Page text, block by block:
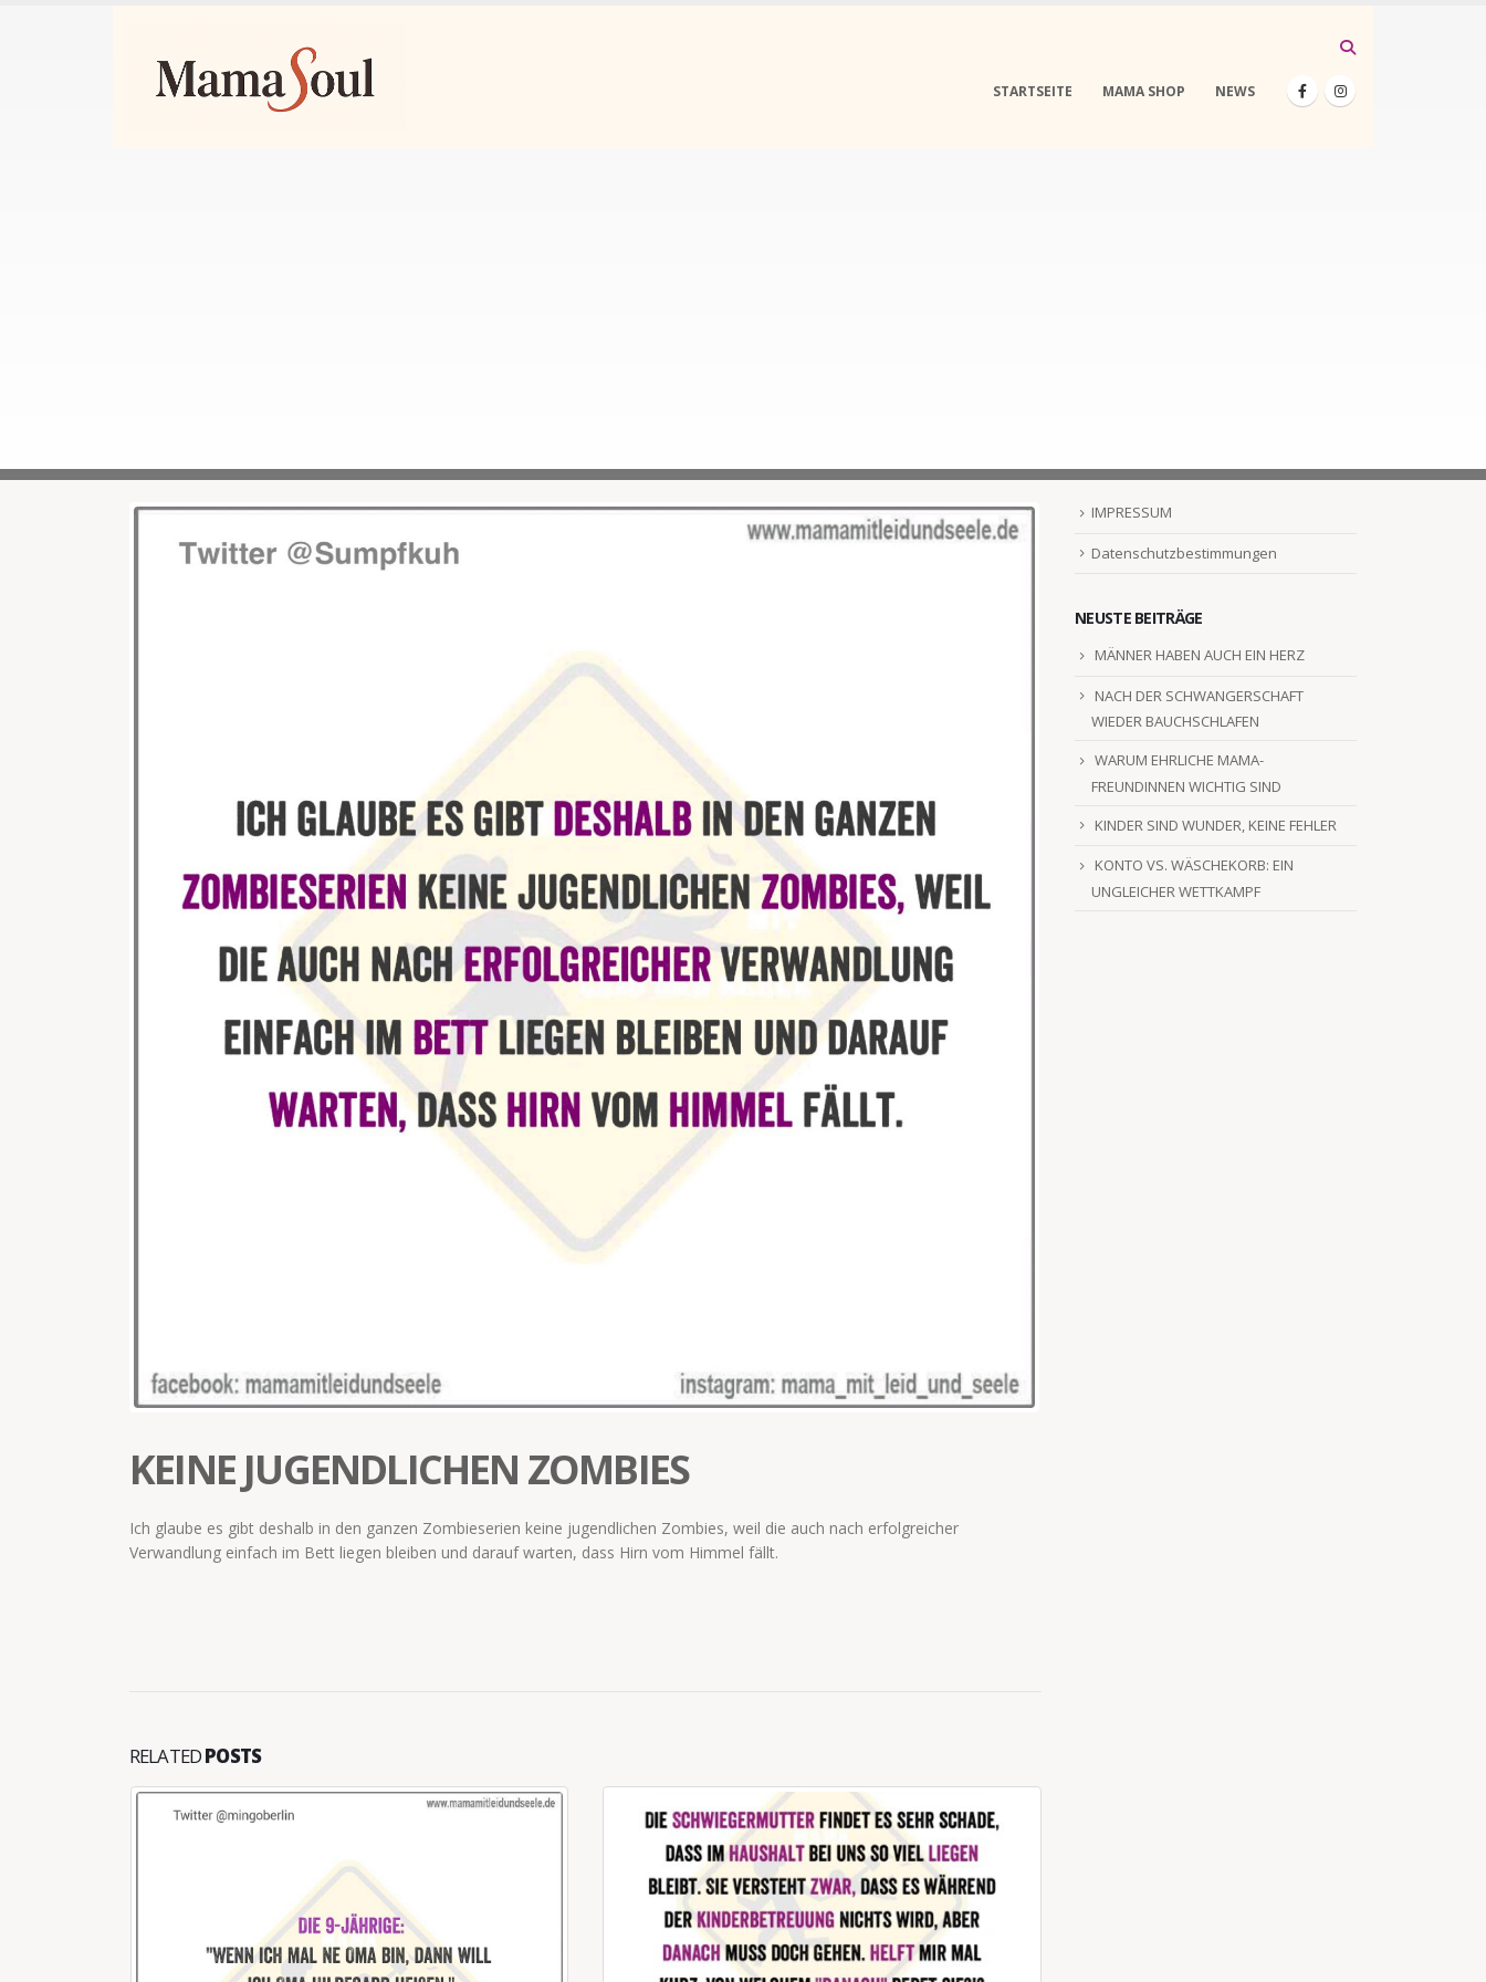
STARTSEITE MAMA SHOP NEWS
KEINE JUGENDLICHEN ZOMBIES
Ich glaube es gibt deshalb in den ganzen Zombieserien keine jugendlichen Zombies, weil die auch nach erfolgreicher
Verwandlung einfach im Bett liegen bleiben und darauf warten, dass Hirn vom Himmel fällt.
RELATEDPOSTS
IMPRESSUM
Datenschutzbestimmungen
NEUSTE BEITRÄGE
MÄNNER HABEN AUCH EIN HERZ
NACH DER SCHWANGERSCHAFT
WIEDER BAUCHSCHLAFEN
WARUM EHRLICHE MAMA-
FREUNDINNEN WICHTIG SIND
KINDER SIND WUNDER, KEINE FEHLER
KONTO VS. WÄSCHEKORB: EIN
UNGLEICHER WETTKAMPF